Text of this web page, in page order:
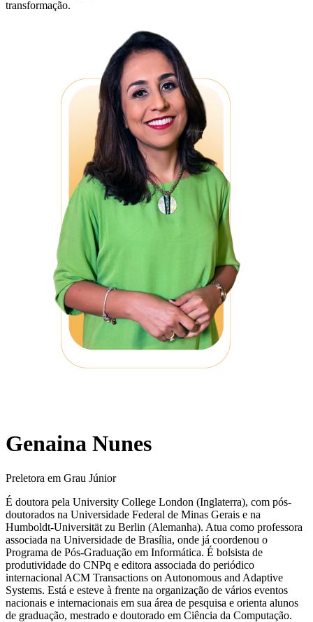
transformação.
Genaina Nunes
Preletora em Grau Júnior
É doutora pela University College London (Inglaterra), com pós-
doutorados na Universidade Federal de Minas Gerais e na
Humboldt-Universität zu Berlin (Alemanha). Atua como professora
associada na Universidade de Brasília, onde já coordenou o
Programa de Pós-Graduação em Informática. É bolsista de
produtividade do CNPq e editora associada do periódico
internacional ACM Transactions on Autonomous and Adaptive
Systems. Está e esteve à frente na organização de vários eventos
nacionais e internacionais em sua área de pesquisa e orienta alunos
de graduação, mestrado e doutorado em Ciência da Computação.